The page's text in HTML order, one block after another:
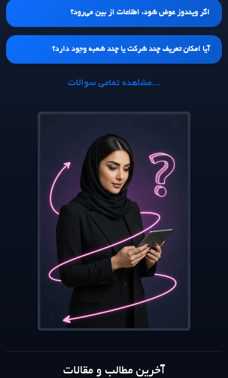
اگر ویندوز عوض شود، اطلاعات از بین می‌رود؟
آیا امکان تعریف چند شرکت یا چند شعبه وجود دارد؟
...مشاهده تمامی سوالات
آخرین مطالب و مقالات